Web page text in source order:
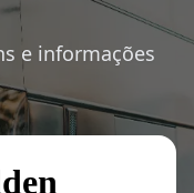
e informações